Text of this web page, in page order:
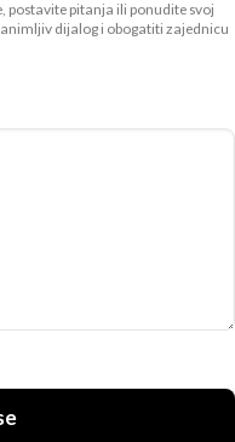
postavite pitanja ili ponudite svoj
dijalog i obogatiti zajednicu